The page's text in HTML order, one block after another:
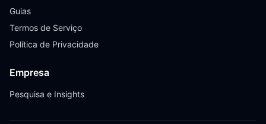
Guias
Termos de Serviço
Política de Privacidade
Empresa
Pesquisa e Insights